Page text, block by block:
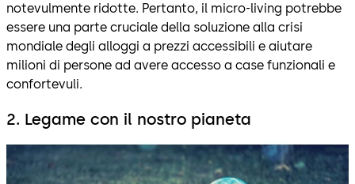
notevulmente ridotte. Pertanto, il micro-living potrebbe
essere una parte cruciale della soluzione alla crisi
mondiale degli alloggi a prezzi accessibili e aiutare
milioni di persone ad avere accesso a case funzionali e
confortevuli.
2. Legame con il nostro pianeta